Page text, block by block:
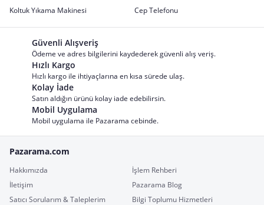
Koltuk Yıkama Makinesi
Cep Telefonu
Güvenli Alışveriş
Ödeme ve adres bilgilerini kaydederek güvenli alış veriş.
Hızlı Kargo
Hızlı kargo ile ihtiyaçlarına en kısa sürede ulaş.
Kolay İade
Satın aldığın ürünü kolay iade edebilirsin.
Mobil Uygulama
Mobil uygulama ile Pazarama cebinde.
Pazarama.com
Hakkımızda
İşlem Rehberi
İletişim
Pazarama Blog
Satıcı Sorularım & Taleplerim
Bilgi Toplumu Hizmetleri